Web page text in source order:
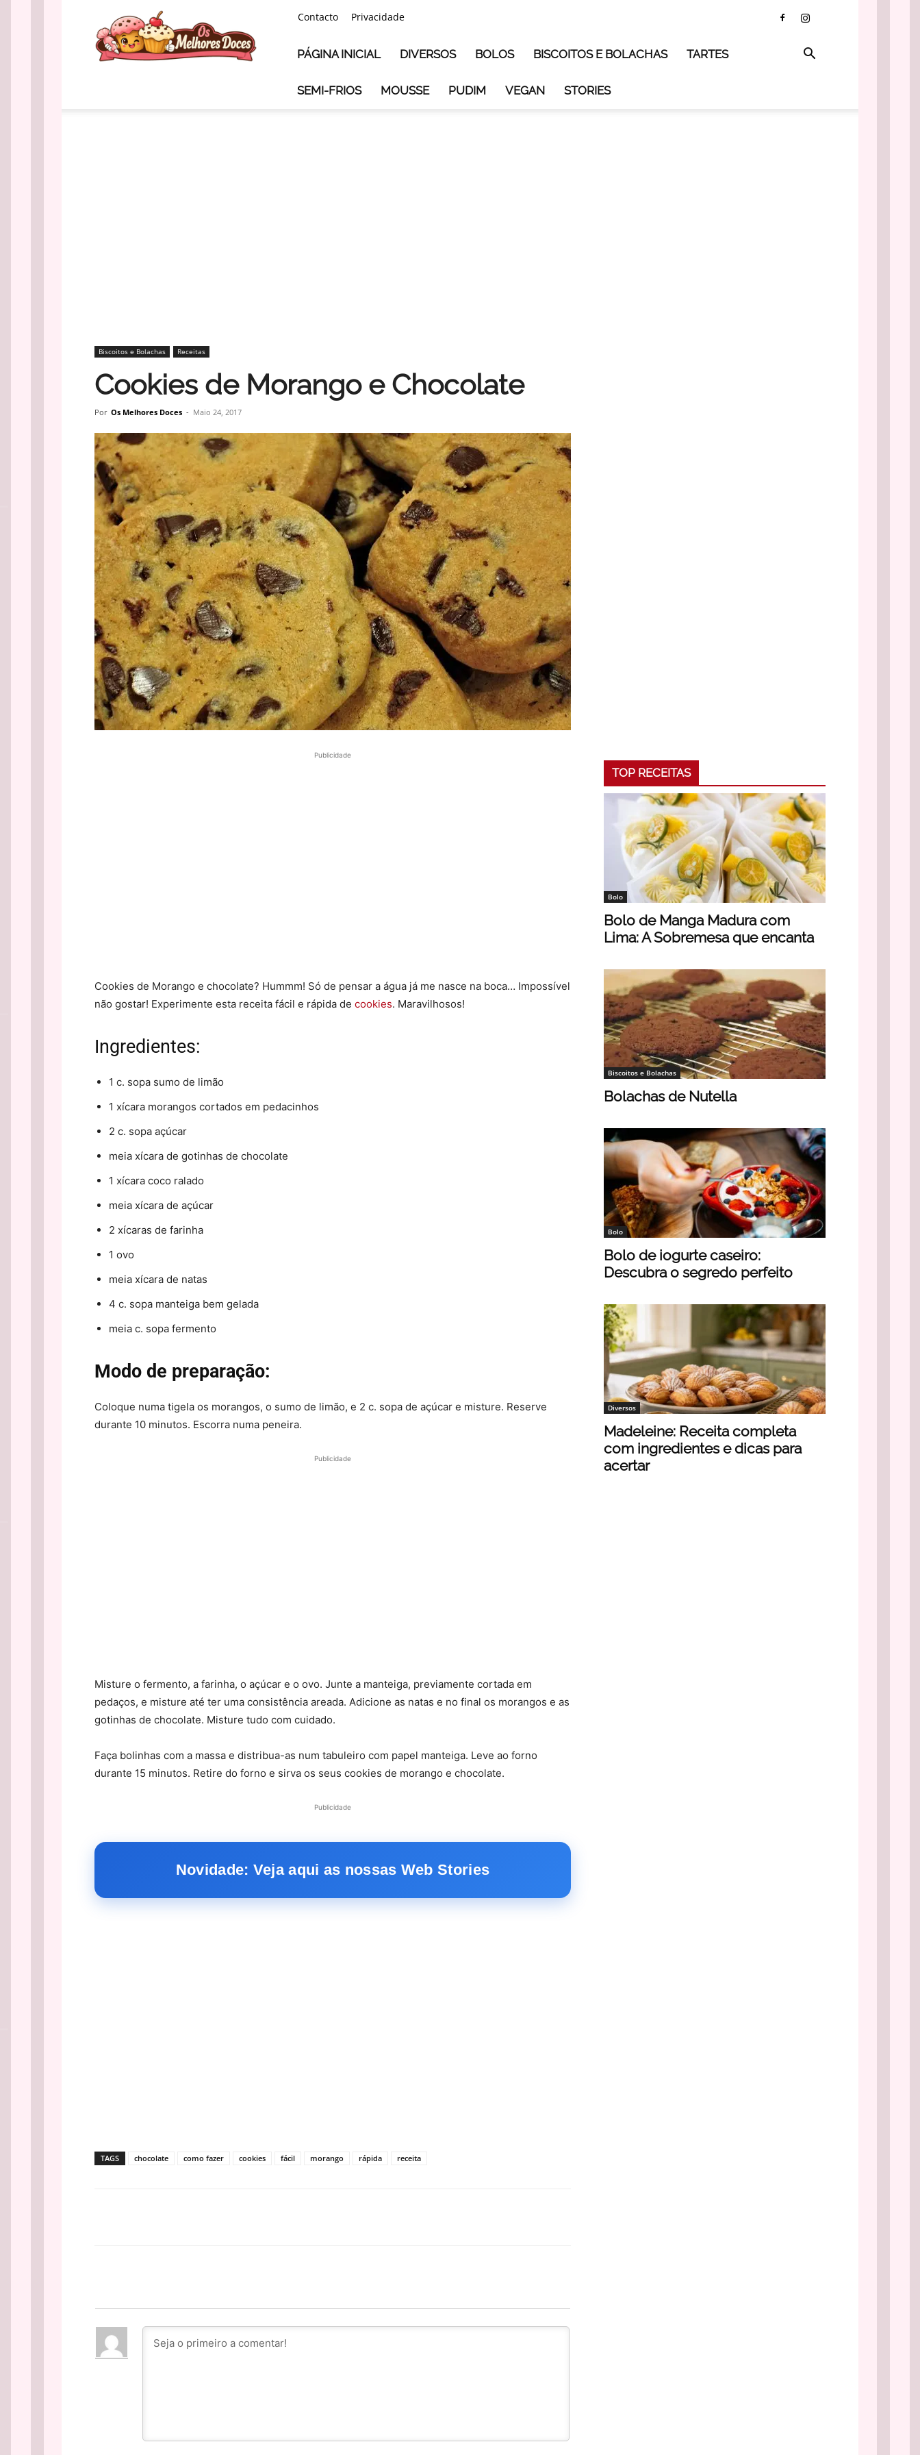
Melhores
Doces
Contacto Privacidade
PÁGINA INICIAL DIVERSOS BOLOS BISCOITOS E BOLACHAS TARTES
SEMI-FRIOS MOUSSE PUDIM VEGAN STORIES
Biscoitos e Bolachas Receitas
Cookies de Morango e Chocolate
Por Os Melhores Doces - Maio 24, 2017
Publicidade
Cookies de Morango e chocolate? Hummm! Só de pensar a água já me nasce na boca… Impossível
não gostar! Experimente esta receita fácil e rápida de cookies. Maravilhosos!
Ingredientes:
1 c. sopa sumo de limão
1 xícara morangos cortados em pedacinhos
2 c. sopa açúcar
meia xícara de gotinhas de chocolate
1 xícara coco ralado
meia xícara de açúcar
2 xícaras de farinha
1 ovo
meia xícara de natas
4 c. sopa manteiga bem gelada
meia c. sopa fermento
Modo de preparação:
Coloque numa tigela os morangos, o sumo de limão, e 2 c. sopa de açúcar e misture. Reserve
durante 10 minutos. Escorra numa peneira.
Publicidade
Misture o fermento, a farinha, o açúcar e o ovo. Junte a manteiga, previamente cortada em
pedaços, e misture até ter uma consistência areada. Adicione as natas e no final os morangos e as
gotinhas de chocolate. Misture tudo com cuidado.
Faça bolinhas com a massa e distribua-as num tabuleiro com papel manteiga. Leve ao forno
durante 15 minutos. Retire do forno e sirva os seus cookies de morango e chocolate.
Publicidade
Novidade: Veja aqui as nossas Web Stories
TAGS chocolate como fazer cookies fácil morango rápida receita
TOP RECEITAS
Bolo
Bolo de Manga Madura com
Lima: A Sobremesa que encanta
Biscoitos e Bolachas
Bolachas de Nutella
Bolo
Bolo de iogurte caseiro:
Descubra o segredo perfeito
Diversos
Madeleine: Receita completa
com ingredientes e dicas para
acertar